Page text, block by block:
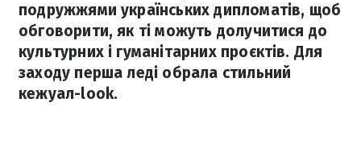
подружжями українських дипломатів, щоб
обговорити, як ті можуть долучитися до
культурних і гуманітарних проєктів. Для
заходу перша леді обрала стильний
кежуал-look.